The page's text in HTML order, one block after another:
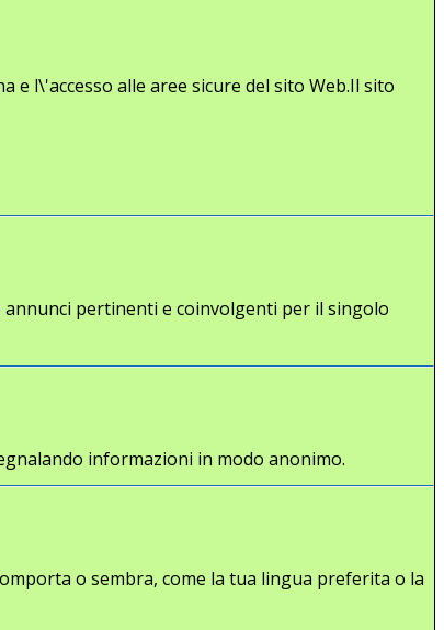
e l\'accesso alle aree sicure del sito Web.Il sito
pertinenti e coinvolgenti per il singolo
informazioni in modo anonimo.
o sembra, come la tua lingua preferita o la